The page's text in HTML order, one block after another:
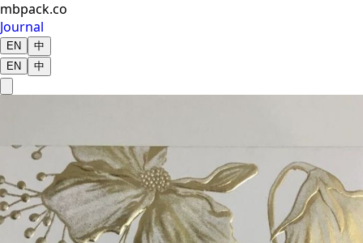
mbpack.co
Journal
EN
中
EN
中